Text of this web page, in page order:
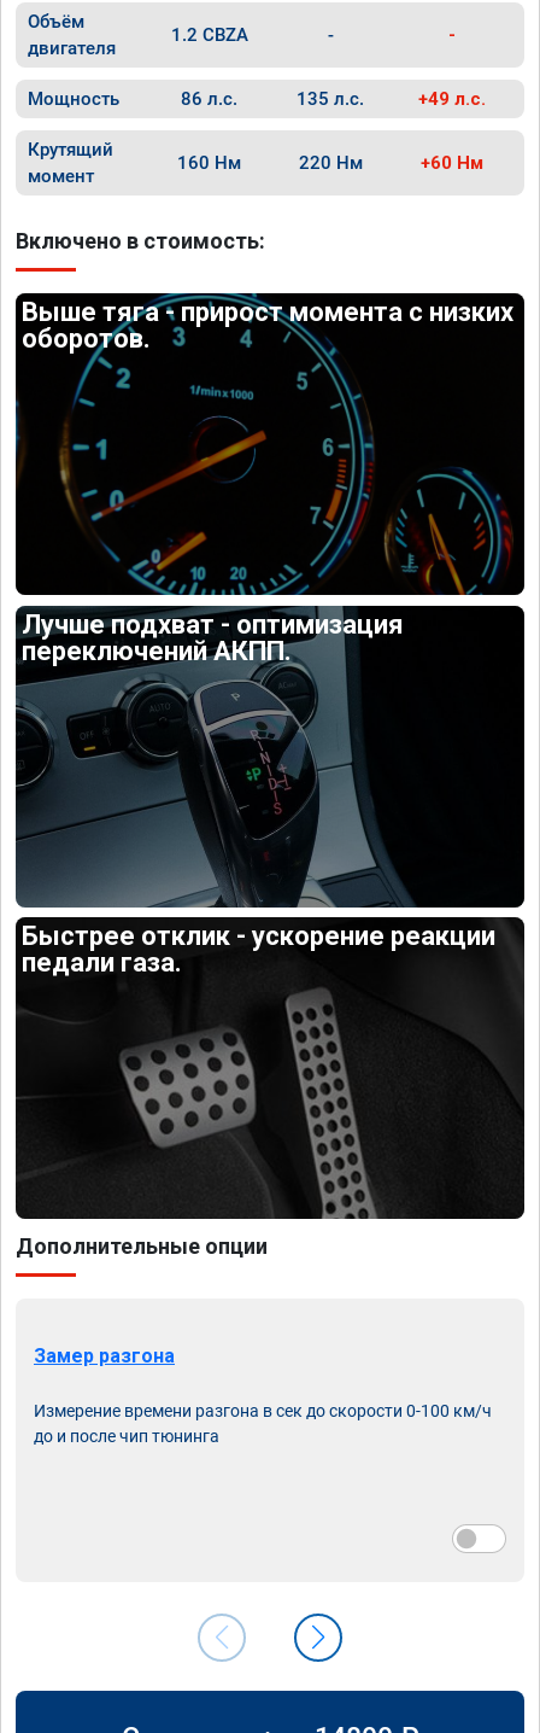
Объём
двигателя
1.2 CBZA - -
Мощность 86 л.с. 135 л.с. +49 л.с.
Крутящий
момент
160 Нм 220 Нм +60 Нм
Включено в стоимость:
Выше тяга - прирост момента с низких
оборотов.
Лучше подхват - оптимизация
переключений АКПП.
Быстрее отклик - ускорение реакции
педали газа.
Дополнительные опции
Замер разгона
Измерение времени разгона в сек до скорости 0-100 км/ч
до и после чип тюнинга